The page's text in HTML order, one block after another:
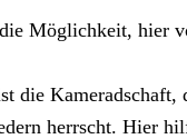
Möglichkeit, hier
die Kameradschaft,
herrscht. Hier